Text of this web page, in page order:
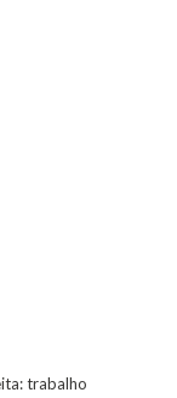
trabalho